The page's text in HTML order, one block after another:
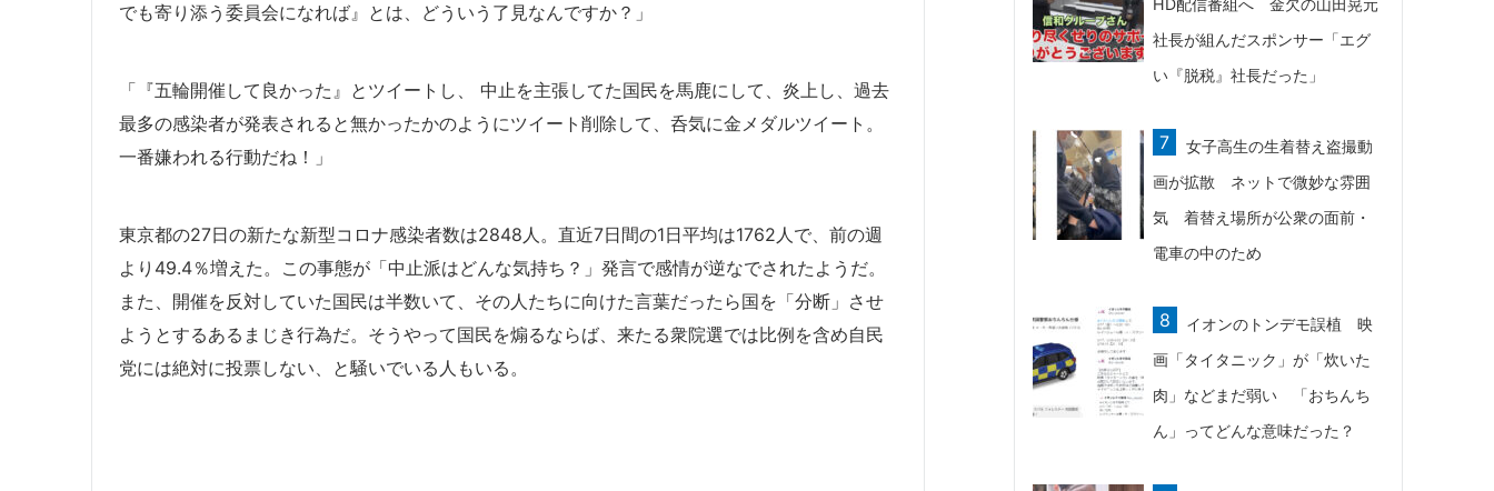
でも寄り添う委員会になれば』とは、どういう了見なんですか？」
「『五輪開催して良かった』とツイートし、 中止を主張してた国民を馬鹿にして、炎上し、過去
最多の感染者が発表されると無かったかのようにツイート削除して、呑気に金メダルツイート。
一番嫌われる行動だね！」
東京都の27日の新たな新型コロナ感染者数は2848人。直近7日間の1日平均は1762人で、前の週
より49.4％増えた。この事態が「中止派はどんな気持ち？」発言で感情が逆なでされたようだ。
また、開催を反対していた国民は半数いて、その人たちに向けた言葉だったら国を「分断」させ
ようとするあるまじき行為だ。そうやって国民を煽るならば、来たる衆院選では比例を含め自民
党には絶対に投票しない、と騒いでいる人もいる。
HD配信番組へ 金欠の山田晃元
社長が組んだスポンサー「エグ
い『脱税』社長だった」
女子高生の生着替え盗撮動
画が拡散 ネットで微妙な雰囲
気 着替え場所が公衆の面前・
電車の中のため
イオンのトンデモ誤植 映
画「タイタニック」が「炊いた
肉」などまだ弱い 「おちんち
ん」ってどんな意味だった？